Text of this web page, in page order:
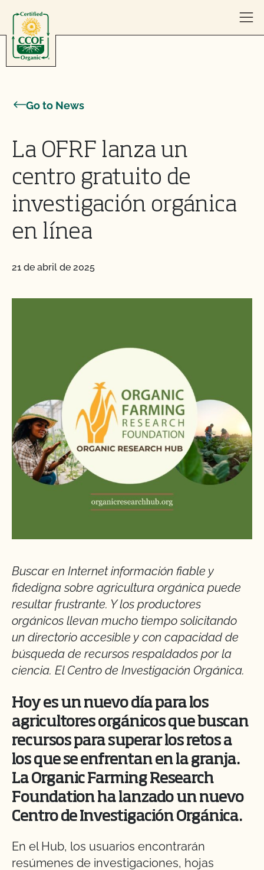
Go to News
La OFRF lanza un
centro gratuito de
investigación orgánica
en línea
21 de abril de 2025
Buscar en Internet información fiable y
fidedigna sobre agricultura orgánica puede
resultar frustrante. Y los productores
orgánicos llevan mucho tiempo solicitando
un directorio accesible y con capacidad de
búsqueda de recursos respaldados por la
ciencia. El Centro de Investigación Orgánica.
Hoy es un nuevo día para los
agricultores orgánicos que buscan
recursos para superar los retos a
los que se enfrentan en la granja.
La Organic Farming Research
Foundation ha lanzado un nuevo
Centro de Investigación Orgánica.
En el Hub, los usuarios encontrarán
resúmenes de investigaciones, hojas